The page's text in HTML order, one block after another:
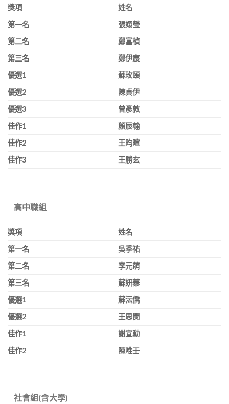
獎項
姓名
第一名
張翊瑩
第二名
鄭富楨
第三名
鄭伊宸
優選1
蘇玫頤
優選2
陳貞伊
優選3
曾彥敦
佳作1
顏辰翰
佳作2
王昀暄
佳作3 王勝玄
高中職組
獎項
姓名
第一名
吳季祐
第二名
李元萌
第三名
蘇妍蓁
優選1
蘇沄僑
優選2
王思閔
佳作1
謝宣勳
佳作2 陳唯壬
社會組(含大學)